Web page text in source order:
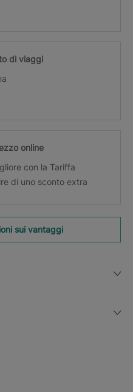
di viaggi
online
con la Tariffa
di uno sconto extra
sui vantaggi